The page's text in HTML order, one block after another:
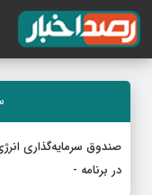
صندوق سرمایه‌گذاری
در برنامه هفتم ا